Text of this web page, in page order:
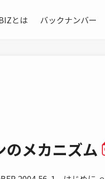
とは バックナンバー
のメカニズム